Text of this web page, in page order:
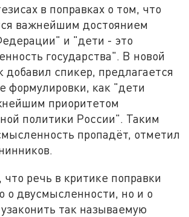
в поправках о том, что
важнейшим достоянием
и "дети - это
государства". В новой
добавил спикер, предлагается
формулировки, как "дети
приоритетом
политики России". Таким
пропадёт, отметил
что речь в критике поправки
о двусмысленности, но и о
так называемую